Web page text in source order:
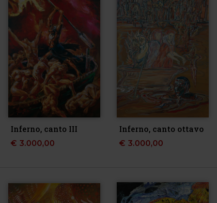
Inferno, canto III
€ 3.000,00
Inferno, canto ottavo
€ 3.000,00